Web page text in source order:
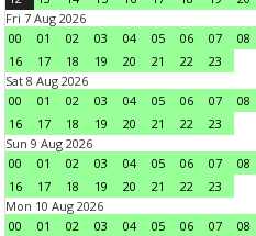
Fri 7 Aug 2026
00
01 02 03 04 05 06 07 08
16
17 18 19 20 21 22
23
Sat 8 Aug 2026
00
01 02 03 04 05 06 07 08
16
17 18 19 20 21 22
23
Sun 9 Aug 2026
00
01 02 03 04 05 06 07 08
16
17 18 19 20 21 22
23
Mon 10 Aug 2026
00
01 02 03 04 05 06 07 08